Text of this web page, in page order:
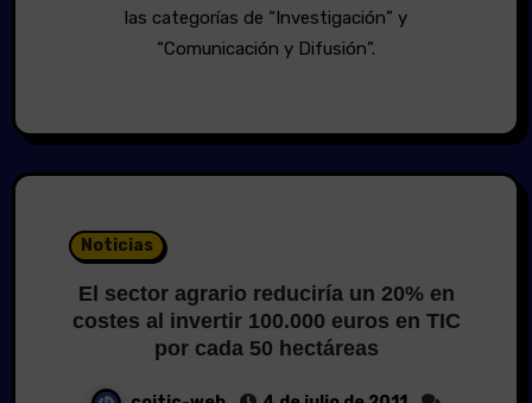
las categorías de “Investigación” y
“Comunicación y Difusión”.
Noticias
El sector agrario reduciría un 20% en
costes al invertir 100.000 euros en TIC
por cada 50 hectáreas